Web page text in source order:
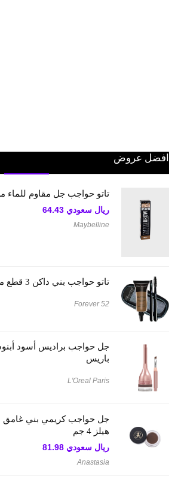
افضل عروض
تاتو حواجب جل مقاوم للماء
ريال سعودي
Maybelline
تاتو حواجب بني داكن 3 قطع من فور إيفر 52
Forever 52
باريس
L'Oreal Paris
جل حواجب كريمي بني غامق
هيلز 4 جم
ريال سعودي
Anastasia